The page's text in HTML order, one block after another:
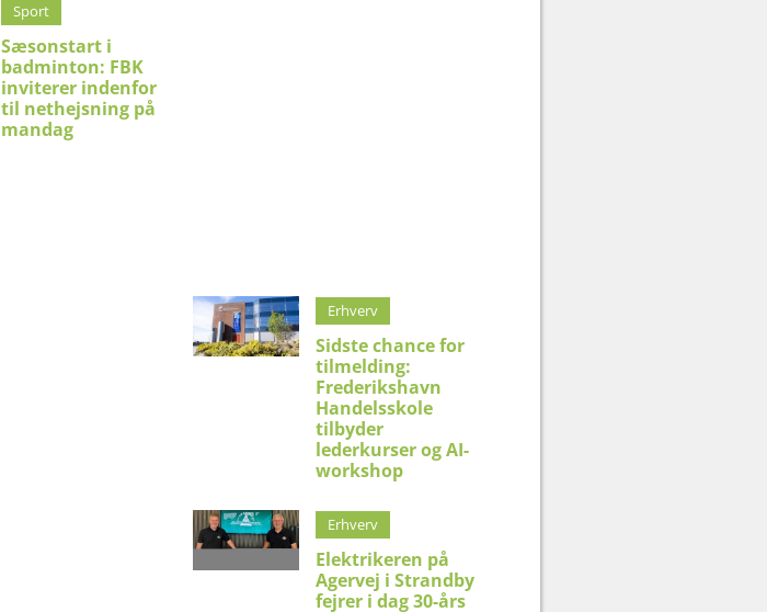
Sport
Sæsonstart i
badminton: FBK
inviterer indenfor
til nethejsning på
mandag
Erhverv
Sidste chance for
tilmelding:
Frederikshavn
Handelsskole
tilbyder
lederkurser og AI-
workshop
Erhverv
Elektrikeren på
Agervej i Strandby
fejrer i dag 30-års